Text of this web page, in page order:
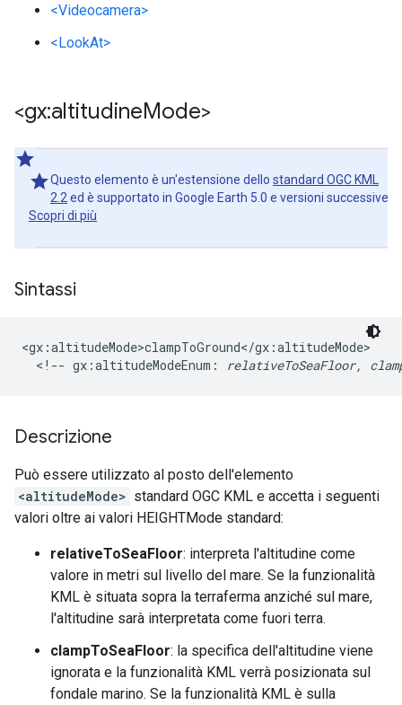
<Videocamera>
<LookAt>
<gx:altitudineMode>
Questo elemento è un'estensione dello standard OGC KML
2.2 ed è supportato in Google Earth 5.0 e versioni successive.
Scopri di più
Sintassi
<gx:altitudeMode>clampToGround</gx:altitudeMode>
  <!-- gx:altitudeModeEnum:
relativeToSeaFloor,
Descrizione
Può essere utilizzato al posto dell'elemento
<altitudeMode> standard OGC KML e accetta i seguenti
valori oltre ai valori HEIGHTMode standard:
relativeToSeaFloor: interpreta l'altitudine come
valore in metri sul livello del mare. Se la funzionalità
KML è situata sopra la terraferma anziché sul mare,
l'altitudine sarà interpretata come fuori terra.
clampToSeaFloor: la specifica dell'altitudine viene
ignorata e la funzionalità KML verrà posizionata sul
fondale marino. Se la funzionalità KML è sulla